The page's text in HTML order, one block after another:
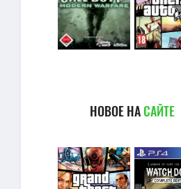
НОВОЕ НАСАЙТЕ